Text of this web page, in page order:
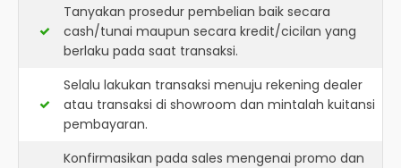
Tanyakan prosedur pembelian baik secara
cash/tunai maupun secara kredit/cicilan yang
berlaku pada saat transaksi.
Selalu lakukan transaksi menuju rekening dealer
atau transaksi di showroom dan mintalah kuitansi
pembayaran.
Konfirmasikan pada sales mengenai promo dan